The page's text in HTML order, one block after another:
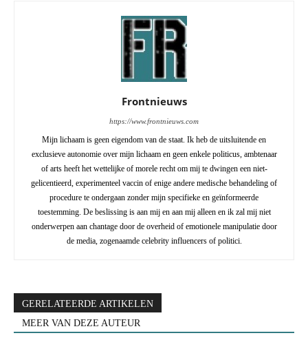
Frontnieuws
https://www.frontnieuws.com
Mijn lichaam is geen eigendom van de staat. Ik heb de uitsluitende en
exclusieve autonomie over mijn lichaam en geen enkele politicus, ambtenaar
of arts heeft het wettelijke of morele recht om mij te dwingen een niet-
gelicentieerd, experimenteel vaccin of enige andere medische behandeling of
procedure te ondergaan zonder mijn specifieke en geïnformeerde
toestemming. De beslissing is aan mij en aan mij alleen en ik zal mij niet
onderwerpen aan chantage door de overheid of emotionele manipulatie door
de media, zogenaamde celebrity influencers of politici.
GERELATEERDE ARTIKELEN
MEER VAN DEZE AUTEUR